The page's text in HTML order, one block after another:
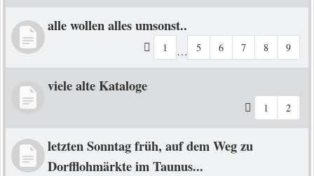
alle wollen alles umsonst..
1 … 5 6 7 8 9
viele alte Kataloge
1 2
letzten Sonntag früh, auf dem Weg zu
Dorfflohmärkte im Taunus...